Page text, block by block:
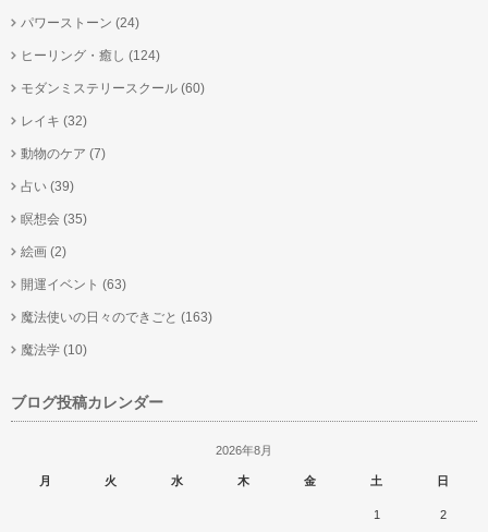
パワーストーン (24)
ヒーリング・癒し (124)
モダンミステリースクール (60)
レイキ (32)
動物のケア (7)
占い (39)
瞑想会 (35)
絵画 (2)
開運イベント (63)
魔法使いの日々のできごと (163)
魔法学 (10)
ブログ投稿カレンダー
2026年8月
月 火 水 木 金 土 日
1 2